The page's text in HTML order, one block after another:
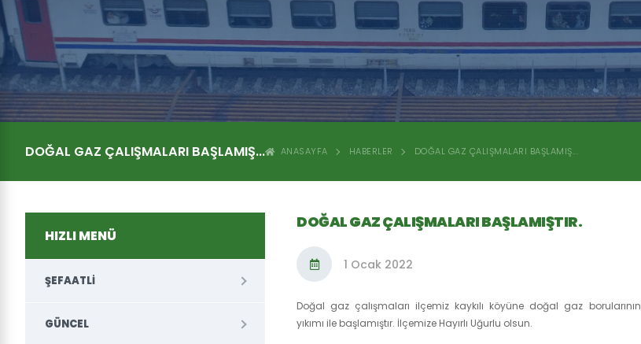
DOĞAL GAZ ÇALIŞMALARI BAŞLAMIŞ... ANASAYFA HABERLER DOĞAL GAZ ÇALIŞMALARI BAŞLAMIŞ...
DOĞAL GAZ ÇALIŞMALARI BAŞLAMIŞTIR.
1 Ocak 2022
Doğal gaz çalışmaları ilçemiz kaykılı köyüne doğal gaz borularının
yıkımı ile başlamıştır. İlçemize Hayırlı Uğurlu olsun.
HIZLI MENÜ
ŞEFAATLİ
GÜNCEL